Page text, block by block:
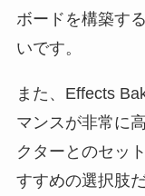
ボードを構築す
いです。
また、Effects
マンスが非常に
クターとのセッ
すすめの選択肢